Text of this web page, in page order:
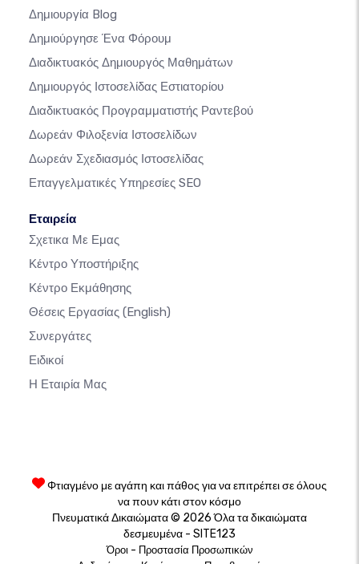
Δημιουργία Blog
Δημιούργησε Ένα Φόρουμ
Διαδικτυακός Δημιουργός Μαθημάτων
Δημιουργός Ιστοσελίδας Εστιατορίου
Διαδικτυακός Προγραμματιστής Ραντεβού
Δωρεάν Φιλοξενία Ιστοσελίδων
Δωρεάν Σχεδιασμός Ιστοσελίδας
Επαγγελματικές Υπηρεσίες SEO
Εταιρεία
Σχετικα Με Εμας
Κέντρο Υποστήριξης
Κέντρο Εκμάθησης
Θέσεις Εργασίας (English)
Συνεργάτες
Ειδικοί
Η Εταιρία Μας
Φτιαγμένο με αγάπη και πάθος για να επιτρέπει σε όλους
να πουν κάτι στον κόσμο
Πνευματικά Δικαιώματα © 2026 Όλα τα δικαιώματα
δεσμευμένα - SITE123
Όροι- Προστασία Προσωπικών